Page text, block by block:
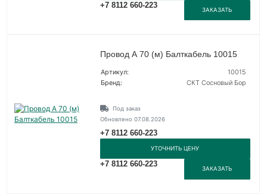
+7 8112 660-223
ЗАКАЗАТЬ
Провод А 70 (м) Балткабель 10015
Артикул:
10015
Бренд:
СКТ Сосновый Бор
Под заказ
Обновлено 07.08.2026
+7 8112 660-223
УТОЧНИТЬ ЦЕНУ
+7 8112 660-223
ЗАКАЗАТЬ